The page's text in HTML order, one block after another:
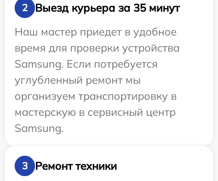
2
Выезд курьера за 35 минут
Наш мастер приедет в удобное
время для проверки устройства
Samsung. Если потребуется
углубленный ремонт мы
организуем транспортировку в
мастерскую в сервисный центр
Samsung.
3
Ремонт техники